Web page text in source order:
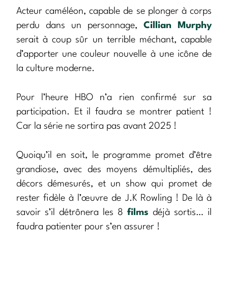
Acteur caméléon, capable de se plonger à corps
perdu dans un personnage, Cillian Murphy
serait à coup sûr un terrible méchant, capable
d’apporter une couleur nouvelle à une icône de
la culture moderne.
Pour l’heure HBO n’a rien confirmé sur sa
participation. Et il faudra se montrer patient !
Car la série ne sortira pas avant 2025 !
Quoiqu’il en soit, le programme promet d’être
grandiose, avec des moyens démultipliés, des
décors démesurés, et un show qui promet de
rester fidèle à l’œuvre de J.K Rowling ! De là à
savoir s’il détrônera les 8 films déjà sortis… il
faudra patienter pour s’en assurer !